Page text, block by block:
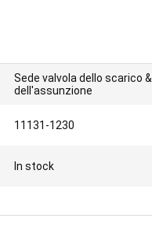
Sede valvola dello scarico &
dell'assunzione
11131-1230
In stock